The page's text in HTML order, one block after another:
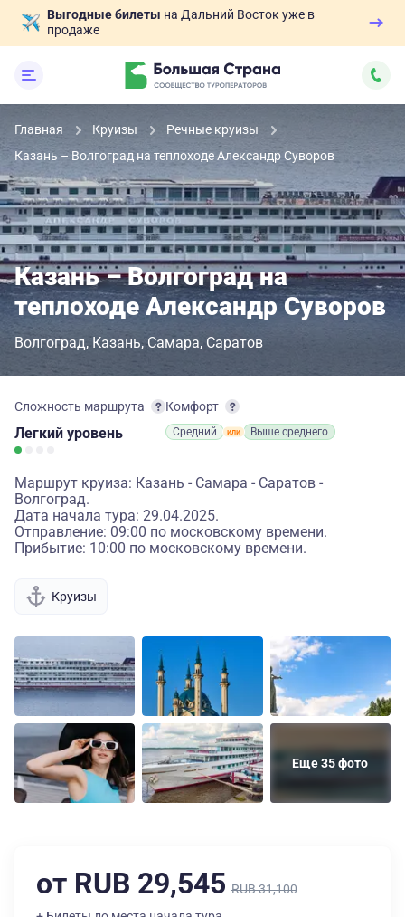
Выгодные билеты на Дальний Восток уже в
продаже
Главная Круизы
Речные круизы
Казань – Волгоград на теплоходе Александр Суворов
Казань – Волгоград на
теплоходе Александр Суворов
Волгоград Казань Самара Саратов
Сложность маршрута
Легкий уровень
Комфорт
Средний Выше среднего
Маршрут круиза: Казань - Самара - Саратов -
Волгоград.
Дата начала тура: 29.04.2025.
Отправление: 09:00 по московскому времени.
Прибытие: 10:00 по московскому времени.
Круизы
Еще 35 фото
от RUB 29,545 RUB 31,100